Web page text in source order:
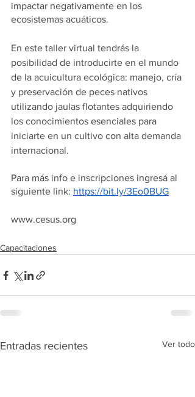
impactar negativamente en los
ecosistemas acuáticos.
En este taller virtual tendrás la
posibilidad de introducirte en el mundo
de la acuicultura ecológica: manejo, cría
y preservación de peces nativos
utilizando jaulas flotantes adquiriendo
los conocimientos esenciales para
iniciarte en un cultivo con alta demanda
internacional.
Para más info e inscripciones ingresá al
siguiente link: https://bit.ly/3Eo0BUG
www.cesus.org
Capacitaciones
Entradas recientes Ver todo